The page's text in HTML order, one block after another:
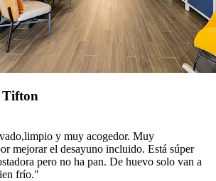
Tifton
y muy acogedor. Muy
mejorar el desayuno incluido. Está súper
pero no ha pan. De huevo solo van a
frío."